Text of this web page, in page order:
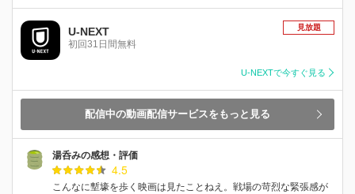
U-NEXT
初回31日間無料
見放題
U-NEXTで今すぐ見る
配信中の動画配信サービスをもっと見る
湯呑みの感想・評価
4.5
こんなに塹壕を歩く映画は見たことねえ。戦場の苛烈な緊張感が